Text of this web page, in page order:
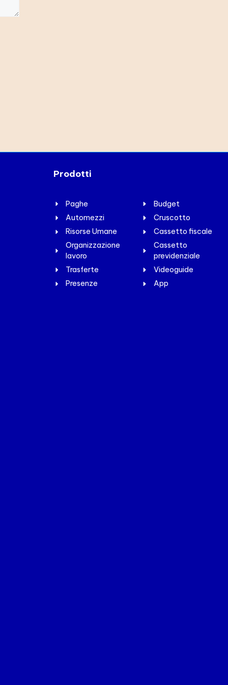
Prodotti
Paghe
Budget
Automezzi
Cruscotto
Risorse Umane
Cassetto fiscale
Organizzazione
lavoro
Cassetto
previdenziale
Trasferte
Videoguide
Presenze
App